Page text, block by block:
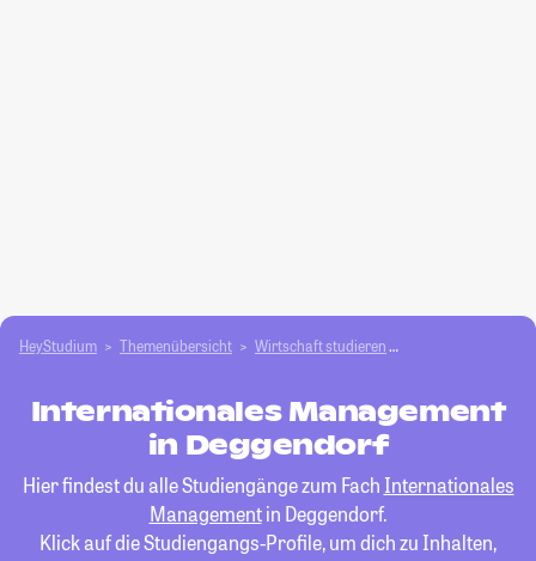
HeyStudium Themenübersicht Wirtschaft studieren
Internationales Management
in Deggendorf
Hier findest du alle Studiengänge zum Fach Internationales
Managementin Deggendorf.
Klick auf die Studiengangs-Profile, um dich zu Inhalten,